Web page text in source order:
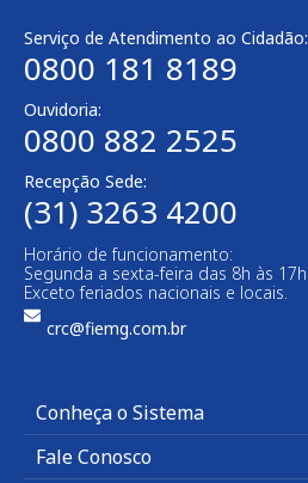
Serviço de Atendimento ao Cidadão:
0800 181 8189
Ouvidoria:
0800 882 2525​
Recepção Sede:
(31) 3263 4200
Horário de funcionamento:
Segunda a sexta-feira das 8h às 17h
Exceto feriados nacionais e locais.
crc@fiemg.com.br
Conheça o Sistema
Fale Conosco